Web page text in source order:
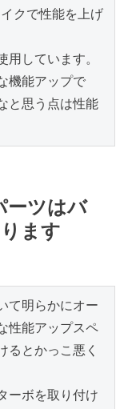
クで性能を上げ
しています。
機能アップで
と思う点は性能
ーツはバ
ます
て明らかにオー
性能アップスペ
るとかっこ悪く
ーボを取り付け